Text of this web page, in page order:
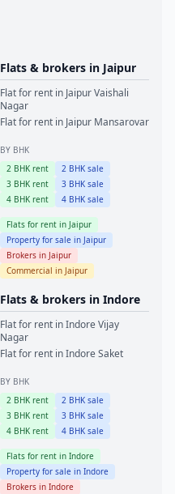
Flats & brokers in Jaipur
Flat for rent in JaipurVaishali
Nagar
Flat for rent in Jaipur Mansarovar
BY BHK
2 BHK rent 2 BHK sale
3 BHK rent 3 BHK sale
4 BHK rent 4 BHK sale
Flats for rent in Jaipur
Property for sale in Jaipur
Brokers in Jaipur
Commercial in Jaipur
Flats & brokers in Indore
Flat for rent inIndoreVijay
Nagar
Flat for rent inIndoreSaket
BY BHK
2 BHK rent 2 BHK sale
3 BHK rent 3 BHK sale
4 BHK rent 4 BHK sale
Flats for rent in Indore
Property for sale in Indore
Brokers in Indore